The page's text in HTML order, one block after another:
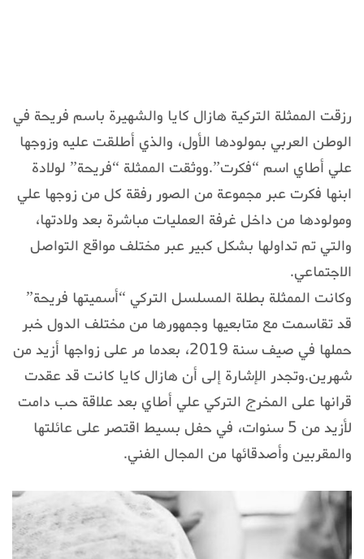
رزقت الممثلة التركية هازال كايا والشهيرة باسم فريحة في
الوطن العربي بمولودها الأول، والذي أطلقت عليه وزوجها
علي أطاي اسم “فكرت”.ووثقت الممثلة “فريحة” لولادة
ابنها فكرت عبر مجموعة من الصور رفقة كل من زوجها علي
ومولودها من داخل غرفة العمليات مباشرة بعد ولادتها،
والتي تم تداولها بشكل كبير عبر مختلف مواقع التواصل
الاجتماعي.
وكانت الممثلة بطلة المسلسل التركي “أسميتها فريحة”
قد تقاسمت مع متابعيها وجمهورها من مختلف الدول خبر
حملها في صيف سنة 2019، بعدما مر على زواجها أزيد من
شهرين.وتجدر الإشارة إلى أن هازال كايا كانت قد عقدت
قرانها على المخرج التركي علي أطاي بعد علاقة حب دامت
لأزيد من 5 سنوات، في حفل بسيط اقتصر على عائلتها
والمقربين وأصدقائها من المجال الفني.